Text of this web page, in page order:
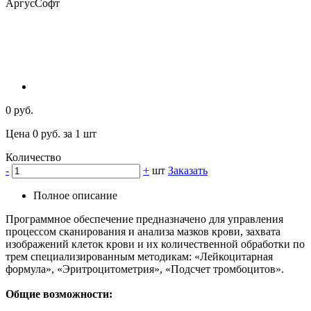
0 руб.
Цена 0 руб. за 1 шт
Количество
-
+ шт Заказать
Полное описание
Программное обеспечение предназначено для управления
процессом сканирования и анализа мазков крови, захвата
изображений клеток крови и их количественной обработки по
трем специализированным методикам: «Лейкоцитарная
формула», «Эритроцитометрия», «Подсчет тромбоцитов».
Общие возможности: